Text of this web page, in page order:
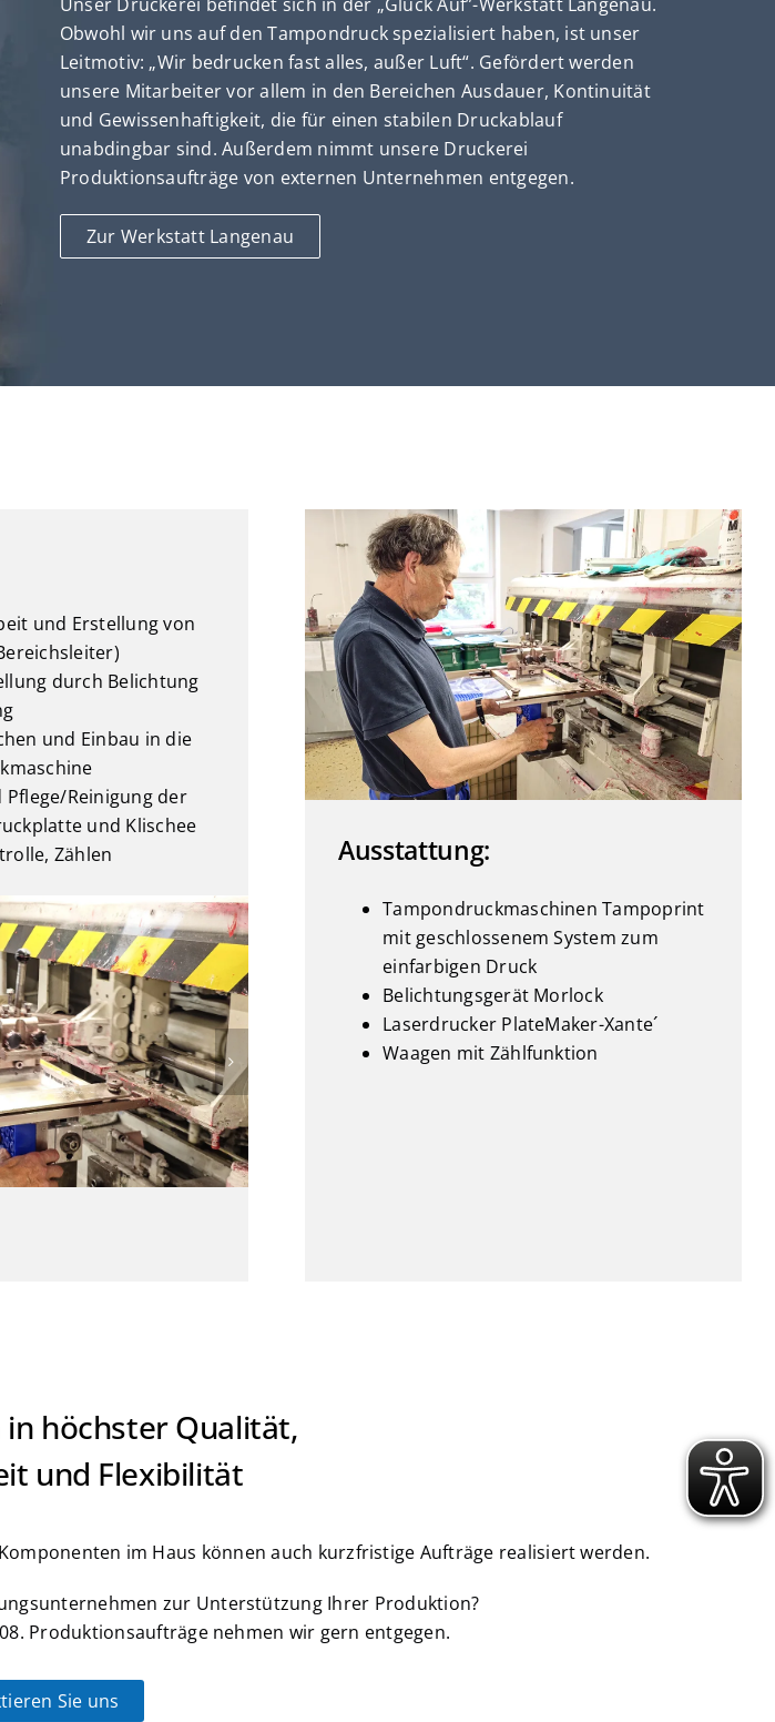
Obwohl wir uns auf den Tampondruck spezialisiert haben, ist unser
Leitmotiv: „Wir bedrucken fast alles, außer Luft“. Gefördert werden
unsere Mitarbeiter vor allem in den Bereichen Ausdauer, Kontinuität
und Gewissenhaftigkeit, die für einen stabilen Druckablauf
unabdingbar sind.Außerdem nimmt unsere Druckerei
Produktionsaufträge von externen Unternehmen entgegen.
Zur Werkstatt Langenau
und Erstellung von
durch Belichtung
und Einbau in die
Reinigung der
und Klischee
Zählen
Ausstattung:
Tampondruckmaschinen Tampoprint
mit geschlossenem System zum
einfarbigen Druck
Belichtungsgerät Morlock
Laserdrucker PlateMaker-Xante´
Waagen mit Zählfunktion
höchster Qualität,
und Flexibilität
im Haus können auch kurzfristige Aufträge realisiert werden.
zur Unterstützung Ihrer Produktion?
Produktionsaufträge nehmen wir gern entgegen.
Sie uns